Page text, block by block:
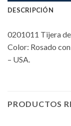
DESCRIPCIÓN
0201011 Tijera
Color: Rosado
– USA.
PRODUCTOS